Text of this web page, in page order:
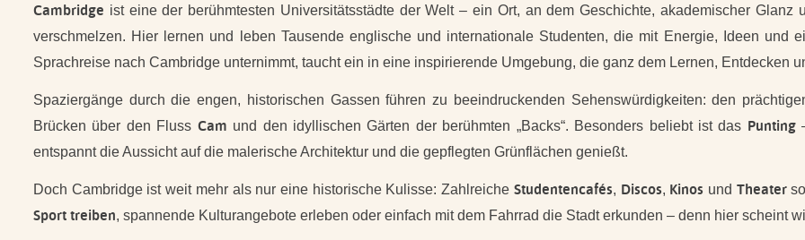
Cambridge ist eine der berühmtesten Universitätsstädte der Welt – ein Ort, an dem Geschichte, akademischer
verschmelzen. Hier lernen und leben Tausende englische und internationale Studenten, die mit Energie, Ideen und
Sprachreise nach Cambridge unternimmt, taucht ein in eine inspirierende Umgebung, die ganz dem Lernen, Entdecken
Spaziergänge durch die engen, historischen Gassen führen zu beeindruckenden Sehenswürdigkeiten: den
Brücken über den Fluss Cam und den idyllischen Gärten der berühmten „Backs“. Besonders beliebt ist das Punting
entspannt die Aussicht auf die malerische Architektur und die gepflegten Grünflächen genießt.
Doch Cambridge ist weit mehr als nur eine historische Kulisse: Zahlreiche Studentencafés, Discos, Kinos und Theater
Sport treiben, spannende Kulturangebote erleben oder einfach mit dem Fahrrad die Stadt erkunden – denn hier scheint